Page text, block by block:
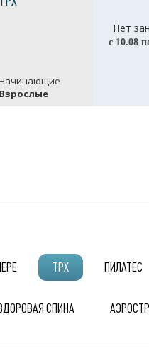
Взрослые
Нет
с 10.08
ТРХ ПИЛАТЕС
СПИНА